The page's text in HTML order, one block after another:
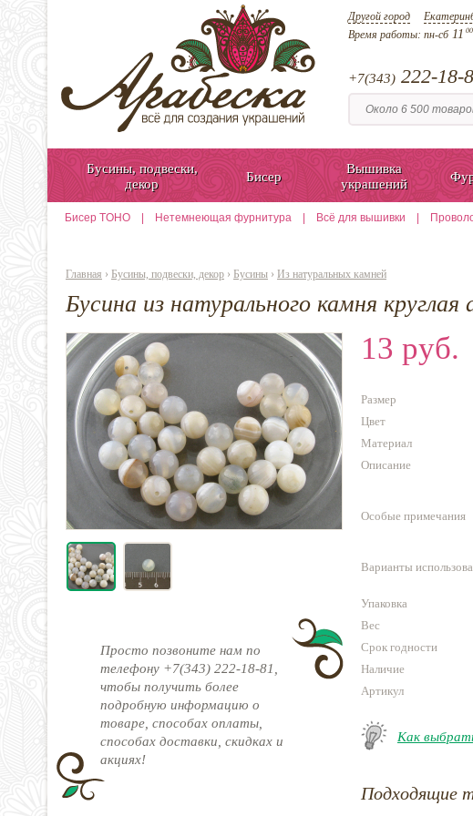
Другой город
Время работы: пн-сб11 00
+7(343) 222-18-
Бусины, подвески,
декор
Бисер
Вышивка
украшений
Бисер TOHO Нетемнеющая фурнитура Всё для вышивки
Главная › Бусины, подвески, декор › Бусины › Из натуральных камней
Бусина из натурального камня круглая
Просто позвоните нам по
телефону +7(343) 222-18-81,
чтобы получить более
подробную информацию о
товаре, способах оплаты,
способах доставки, скидках и
акциях!
13 руб.
Размер
Цвет
Материал
Описание
Особые примечания
Варианты
Упаковка
Вес
Срок годности
Наличие
Артикул
Как
Подходящие